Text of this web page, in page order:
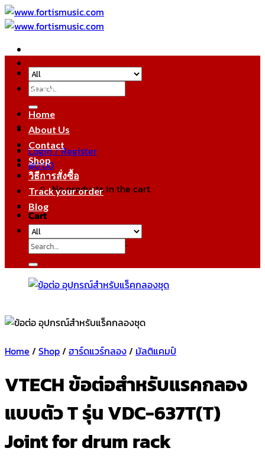
Skip
to
Search
for:
Login / Register
฿0.00
No products in the cart.
Cart
No products in the cart.
หมวดหมู่สินค้า
Home
About Us
Contact
Shop
วิธีการสั่งซื้อ
Track your order
Blog
Search
for:
Home / Shop/ ฮาร์ดแวร์กลอง/ มัลติแคมป์
VTECH ข้อต่อสำหรับแรคกลอง
แบบตัว T รุ่น VDC-637T(T)
Joint for drum rack